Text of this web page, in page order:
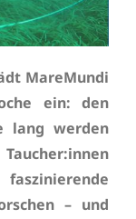
MareMundi
ein: den
lang werden
– und